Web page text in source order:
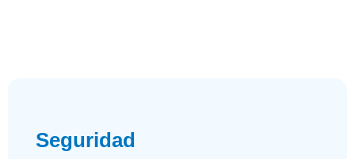
Seguridad